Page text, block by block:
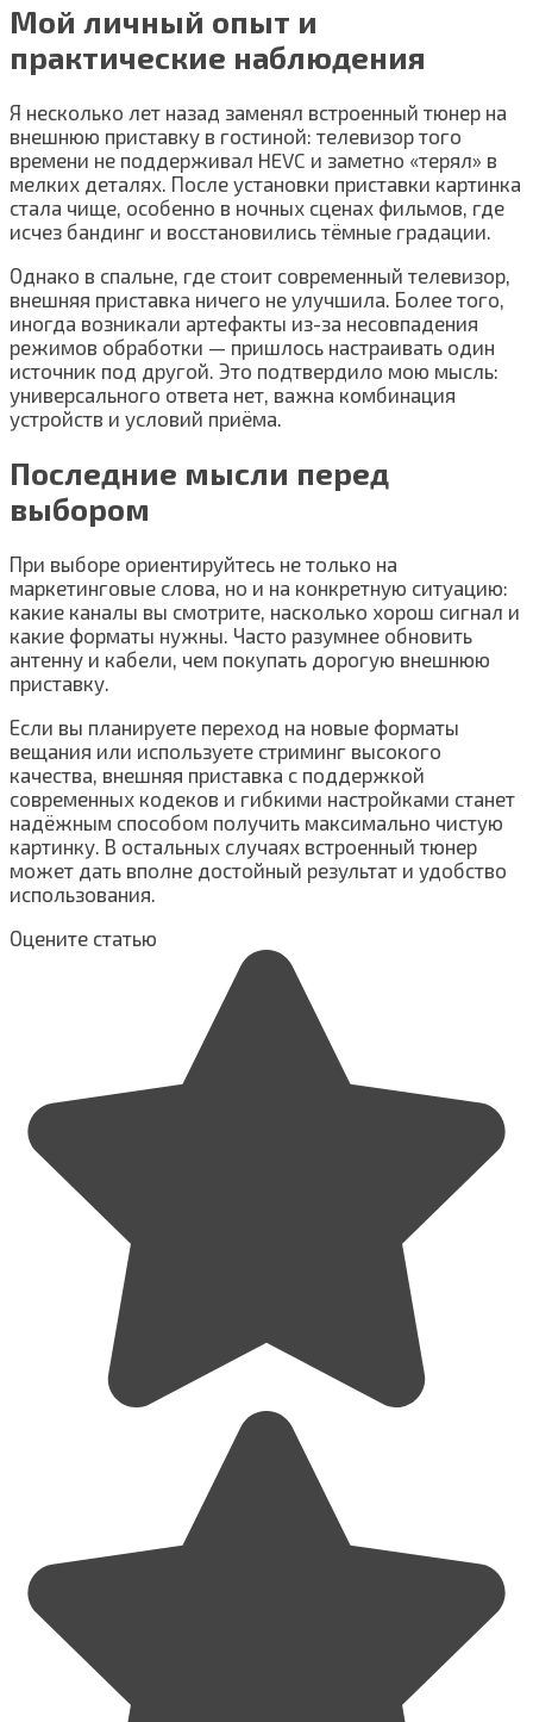
Мой личный опыт и
практические наблюдения
Я несколько лет назад заменял встроенный тюнер на
внешнюю приставку в гостиной: телевизор того
времени не поддерживал HEVC и заметно «терял» в
мелких деталях. После установки приставки картинка
стала чище, особенно в ночных сценах фильмов, где
исчез бандинг и восстановились тёмные градации.
Однако в спальне, где стоит современный телевизор,
внешняя приставка ничего не улучшила. Более того,
иногда возникали артефакты из-за несовпадения
режимов обработки — пришлось настраивать один
источник под другой. Это подтвердило мою мысль:
универсального ответа нет, важна комбинация
устройств и условий приёма.
Последние мысли перед
выбором
При выборе ориентируйтесь не только на
маркетинговые слова, но и на конкретную ситуацию:
какие каналы вы смотрите, насколько хорош сигнал и
какие форматы нужны. Часто разумнее обновить
антенну и кабели, чем покупать дорогую внешнюю
приставку.
Если вы планируете переход на новые форматы
вещания или используете стриминг высокого
качества, внешняя приставка с поддержкой
современных кодеков и гибкими настройками станет
надёжным способом получить максимально чистую
картинку. В остальных случаях встроенный тюнер
может дать вполне достойный результат и удобство
использования.
Оцените статью